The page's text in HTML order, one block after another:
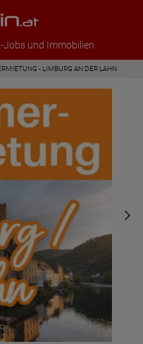
Jobs und Immobilien
- LIMBURG AN DER LAHN